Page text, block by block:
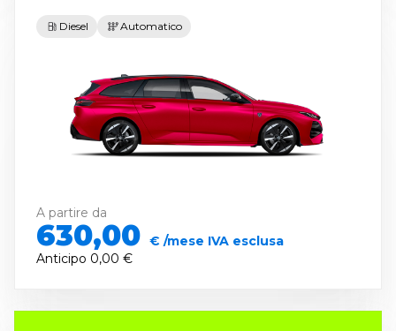
Diesel Automatico
A partire da
630,00 € /mese IVA esclusa
Anticipo 0,00 €